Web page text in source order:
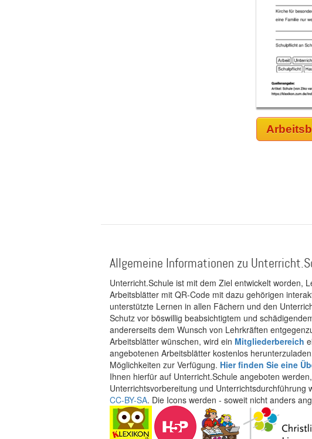
Allgemeine Informationen zu
Unterricht.Schule ist mit dem Ziel entwickelt worden,
Arbeitsblätter mit QR-Code mit dazu gehörigen
unterstützte Lernen in allen Fächern und den
Schutz vor böswillig beabsichtigtem und
andererseits dem Wunsch von Lehrkräften
Arbeitsblätter wünschen, wird ein Mitgliederbereich
angebotenen Arbeitsblätter kostenlos
Möglichkeiten zur Verfügung. Hier finden Sie eine
Ihnen hierfür auf Unterricht.Schule angeboten
Unterrichtsvorbereitung und
CC-BY-SA. Die Icons werden - soweit nicht anders